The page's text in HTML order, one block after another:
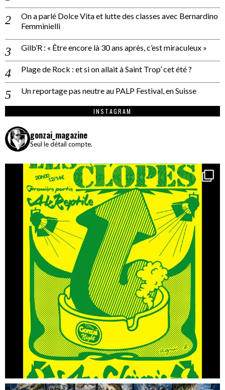
On a parlé Dolce Vita et lutte des classes avec Bernardino
Femminielli
Gilb’R : « Être encore là 30 ans après, c’est miraculeux »
Plage de Rock : et si on allait à Saint Trop’ cet été ?
Un reportage pas neutre au PALP Festival, en Suisse
INSTAGRAM
gonzai_magazine
Seul le détail compte.